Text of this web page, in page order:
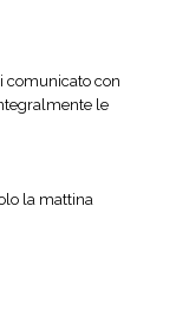
comunicato con
le
la mattina